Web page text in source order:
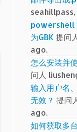
powershell
为GBK 提问
ago.
怎么安装并
问人
输入用户名
无效？ 提问
ago.
如何获取多